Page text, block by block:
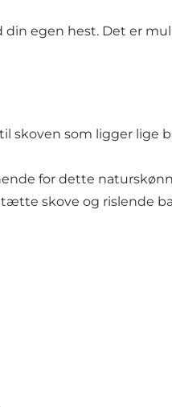
egen hest. Det er
som ligger lige
for dette
tætte skove og rislende